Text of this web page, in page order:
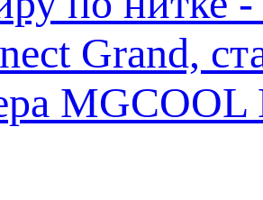
Grand,
MGCOOL